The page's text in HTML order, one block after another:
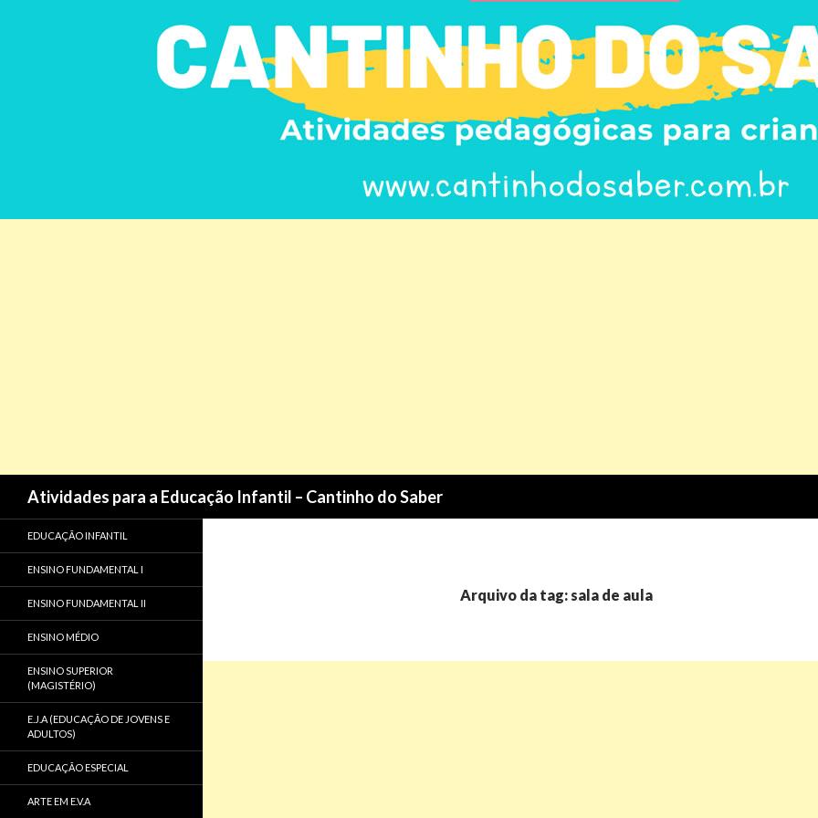
Atividades para a Educação Infantil – Cantinho do Saber
Arquivo da tag: sala de aula
EDUCAÇÃO INFANTIL
ENSINO FUNDAMENTAL I
ENSINO FUNDAMENTAL II
ENSINO MÉDIO
ENSINO SUPERIOR
(MAGISTÉRIO)
E.J.A (EDUCAÇÃO DE JOVENS E
ADULTOS)
EDUCAÇÃO ESPECIAL
ARTE EM E.V.A